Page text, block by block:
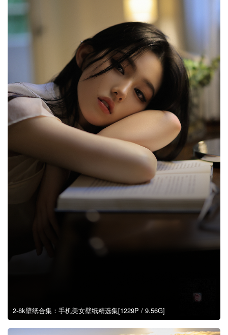
2-8k壁纸合集：手机美女壁纸精选集[1229P / 9.56G]